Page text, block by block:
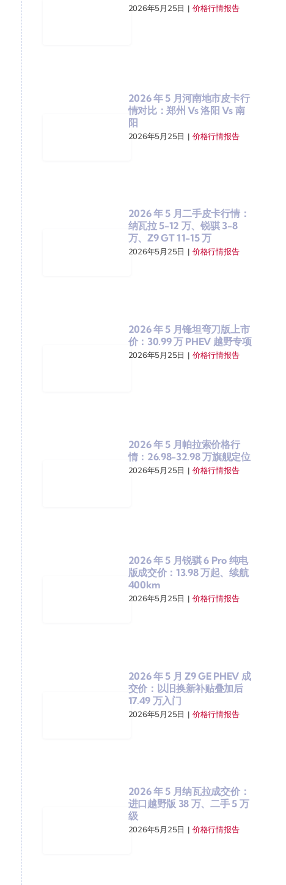
2026年5月25日 | 价格行情报告
2026 年 5 月河南地市皮卡行
情对比：郑州 Vs 洛阳 Vs 南
阳
2026年5月25日 | 价格行情报告
2026 年 5 月二手皮卡行情：
纳瓦拉 5-12 万、锐骐 3-8
万、Z9 GT 11-15 万
2026年5月25日 | 价格行情报告
2026 年 5 月锋坦弯刀版上市
价：30.99 万 PHEV 越野专项
2026年5月25日 | 价格行情报告
2026 年 5 月帕拉索价格行
情：26.98-32.98 万旗舰定位
2026年5月25日 | 价格行情报告
2026 年 5 月锐骐 6 Pro 纯电
版成交价：13.98 万起、续航
400km
2026年5月25日 | 价格行情报告
2026 年 5 月 Z9 GE PHEV 成
交价：以旧换新补贴叠加后
17.49 万入门
2026年5月25日 | 价格行情报告
2026 年 5 月纳瓦拉成交价：
进口越野版 38 万、二手 5 万
级
2026年5月25日 | 价格行情报告